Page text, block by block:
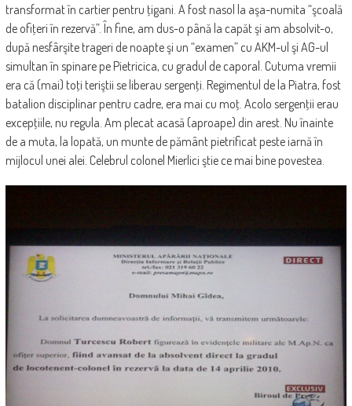
transformat în cartier pentru ţigani. A fost nasol la aşa-numita “şcoală
de ofiţeri în rezervă”. În fine, am dus-o până la capăt şi am absolvit-o,
după nesfârşite trageri de noapte şi un “examen” cu AKM-ul şi AG-ul
simultan în spinare pe Pietricica, cu gradul de caporal. Cutuma vremii
era că (mai) toţi teriştii se liberau sergenţi. Regimentul de la Piatra, fost
batalion disciplinar pentru cadre, era mai cu moţ. Acolo sergenţii erau
excepţiile, nu regula. Am plecat acasă (aproape) din arest. Nu înainte
de a muta, la lopată, un munte de pământ pietrificat peste iarnă în
mijlocul unei alei. Celebrul colonel Mierlici ştie ce mai bine povestea.